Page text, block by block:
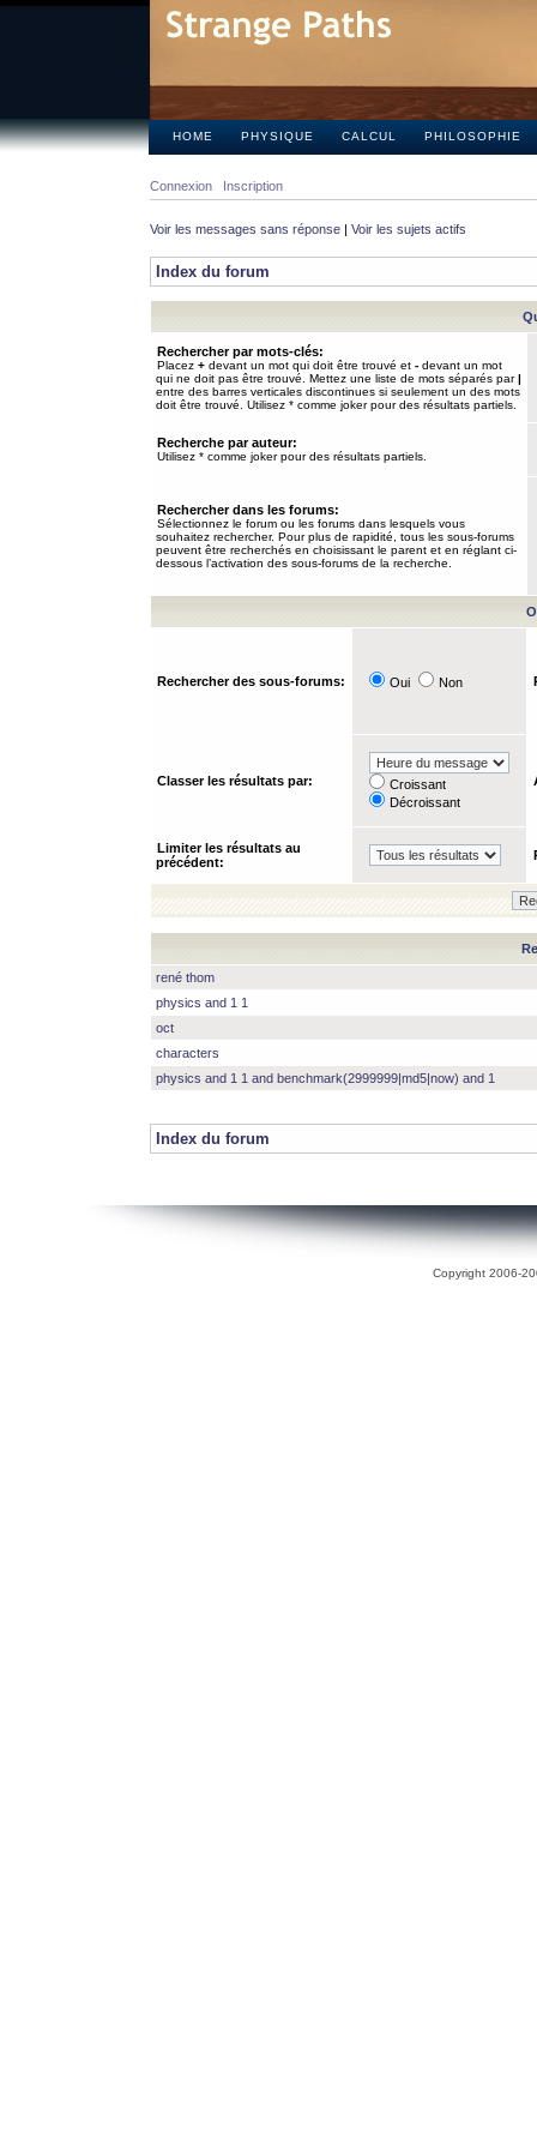
HOME PHYSIQUE CALCUL PHILOSOPHIE
Connexion Inscription
Voir les messages sans réponse | Voir les sujets actifs
Index du forum
Rechercher par mots-clés:
Placez + devant un mot qui doit être trouvé et - devant un mot
qui ne doit pas être trouvé. Mettez une liste de mots séparés par|
entre des barres verticales discontinues si seulement un des mots
doit être trouvé. Utilisez * comme joker pour des résultats partiels.
Recherche par auteur:
Utilisez * comme joker pour des résultats partiels.
Rechercher dans les forums:
Sélectionnez le forum ou les forums dans lesquels vous
souhaitez rechercher. Pour plus de rapidité, tous les sous-forums
peuvent être recherchés en choisissant le parent et en réglant ci-
dessous l’activation des sous-forums de la recherche.
Rechercher des sous-forums: Oui Non
Classer les résultats par:
Croissant
Décroissant
Limiter les résultats au
précédent:
rené thom
physics and 1 1
oct
characters
physics and 1 1 and benchmark(2999999|md5|now) and 1
Index du forum
Copyright 2006-